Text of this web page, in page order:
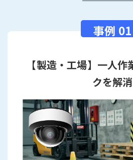
【製造・工場】一人
クを解消